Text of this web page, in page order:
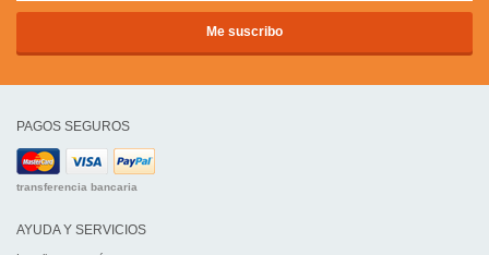
PAGOS SEGUROS
transferencia bancaria
AYUDA Y SERVICIOS